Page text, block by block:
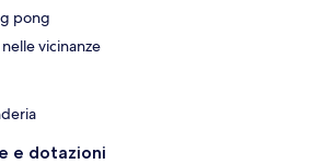
pong
vicinanze
e dotazioni